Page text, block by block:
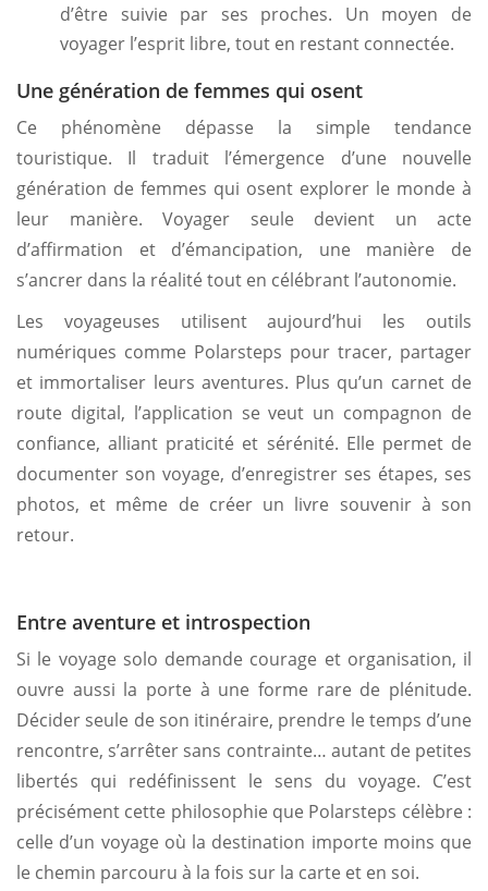
d’être suivie par ses proches. Un moyen de
voyager l’esprit libre, tout en restant connectée.
Une génération de femmes qui osent
Ce phénomène dépasse la simple tendance
touristique. Il traduit l’émergence d’une nouvelle
génération de femmes qui osent explorer le monde à
leur manière. Voyager seule devient un acte
d’affirmation et d’émancipation, une manière de
s’ancrer dans la réalité tout en célébrant l’autonomie.
Les voyageuses utilisent aujourd’hui les outils
numériques comme Polarsteps pour tracer, partager
et immortaliser leurs aventures. Plus qu’un carnet de
route digital, l’application se veut un compagnon de
confiance, alliant praticité et sérénité. Elle permet de
documenter son voyage, d’enregistrer ses étapes, ses
photos, et même de créer un livre souvenir à son
retour.
Entre aventure et introspection
Si le voyage solo demande courage et organisation, il
ouvre aussi la porte à une forme rare de plénitude.
Décider seule de son itinéraire, prendre le temps d’une
rencontre, s’arrêter sans contrainte… autant de petites
libertés qui redéfinissent le sens du voyage. C’est
précisément cette philosophie que Polarsteps célèbre :
celle d’un voyage où la destination importe moins que
le chemin parcouru à la fois sur la carte et en soi.